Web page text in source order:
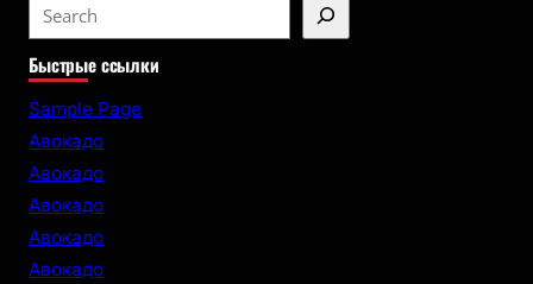
e
a
r
Быстрые ссылки
Sample Page
Авокадо
Авокадо
Авокадо
Авокадо
Авокадо